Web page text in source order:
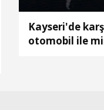
Kayseri'de
otomobil ile